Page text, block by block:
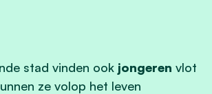
stad vinden ook jongeren vlot
ze volop het leven